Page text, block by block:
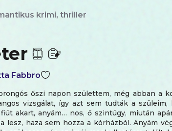
krimi, thriller
Fabbro
őszi napon születtem, még abban a
vizsgálat, így azt sem tudták a
akart, anyám… nos, ő szintúgy, miután
lesz, haza sem hozza a kórházból. Anyám